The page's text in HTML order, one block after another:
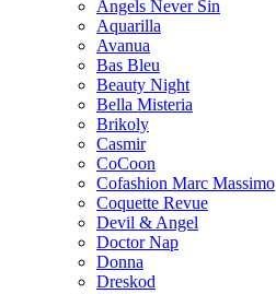
Angels Never Sin
Aquarilla
Avanua
Bas Bleu
Beauty Night
Bella Misteria
Brikoly
Casmir
CoCoon
Cofashion Marc Massimo
Coquette Revue
Devil & Angel
Doctor Nap
Donna
Dreskod